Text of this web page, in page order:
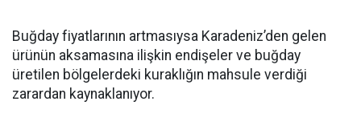
Buğday fiyatlarının artmasıysa Karadeniz’den gelen
ürünün aksamasına ilişkin endişeler ve buğday
üretilen bölgelerdeki kuraklığın mahsule verdiği
zarardan kaynaklanıyor.